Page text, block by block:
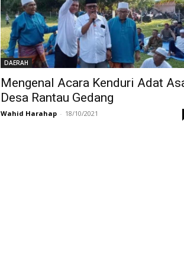
DAERAH
Mengenal Acara Kenduri Adat
Desa Rantau Gedang
Wahid Harahap - 18/10/2021